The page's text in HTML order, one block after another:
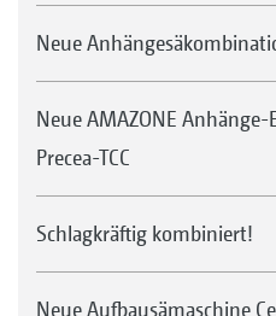
Neue
Neue AMAZONE
Precea-TCC
Schlagkräftig kombiniert!
Neue Aufbausämaschine